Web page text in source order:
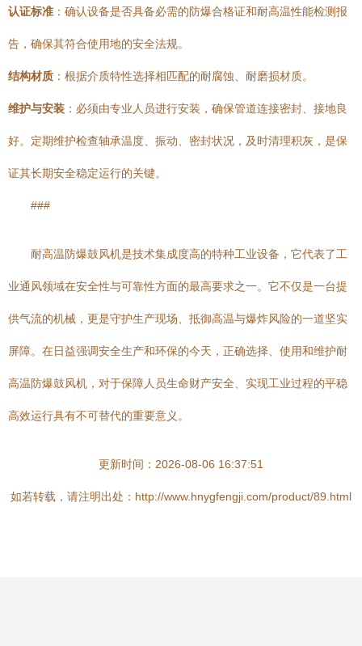
认证标准 ：确认设备是否具备必需的防爆合格证和耐高温性能检测报
告，确保其符合使用地的安全法规。
结构材质 ：根据介质特性选择相匹配的耐腐蚀、耐磨损材质。
维护与安装 ：必须由专业人员进行安装，确保管道连接密封、接地良
好。定期维护检查轴承温度、振动、密封状况，及时清理积灰，是保
证其长期安全稳定运行的关键。
###
耐高温防爆鼓风机是技术集成度高的特种工业设备，它代表了工
业通风领域在安全性与可靠性方面的最高要求之一。它不仅是一台提
供气流的机械，更是守护生产现场、抵御高温与爆炸风险的一道坚实
屏障。在日益强调安全生产和环保的今天，正确选择、使用和维护耐
高温防爆鼓风机，对于保障人员生命财产安全、实现工业过程的平稳
高效运行具有不可替代的重要意义。
更新时间：2026-08-06 16:37:51
如若转载，请注明出处：http://www.hnygfengji.com/product/89.html